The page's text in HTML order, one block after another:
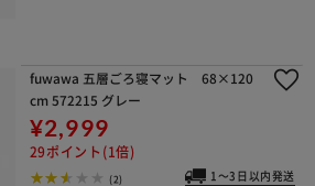
fuwawa 五層ごろ寝マット 68×120
cm 572215 グレー
¥2,999
29ポイント(1倍)
(2) 1～3日以内発送